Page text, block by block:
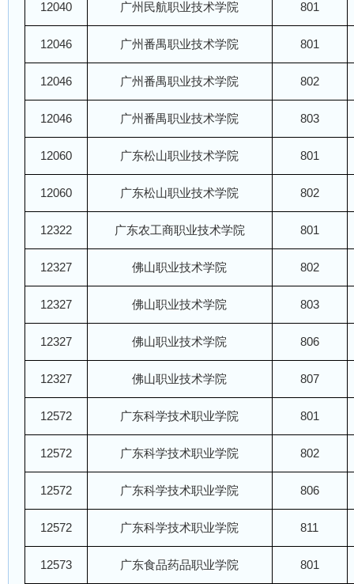
12040 广州民航职业技术学院 801
12046 广州番禺职业技术学院 801
12046 广州番禺职业技术学院 802
12046 广州番禺职业技术学院 803
12060 广东松山职业技术学院 801
12060 广东松山职业技术学院 802
12322 广东农工商职业技术学院 801
12327 佛山职业技术学院 802
12327 佛山职业技术学院 803
12327 佛山职业技术学院 806
12327 佛山职业技术学院 807
12572 广东科学技术职业学院 801
12572 广东科学技术职业学院 802
12572 广东科学技术职业学院 806
12572 广东科学技术职业学院 811
12573 广东食品药品职业学院 801